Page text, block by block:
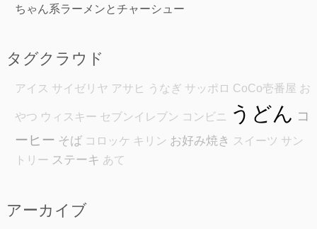
ちゃん系ラーメンとチャーシュー
タグクラウド
アイス サイゼリヤ アサヒ うなぎ サッポロ CoCo壱番屋 お
やつ ウィスキー セブンイレブン コンビニ うどん コ
ーヒー そば コロッケ キリン お好み焼き スイーツ サン
トリー ステーキ あて
アーカイブ